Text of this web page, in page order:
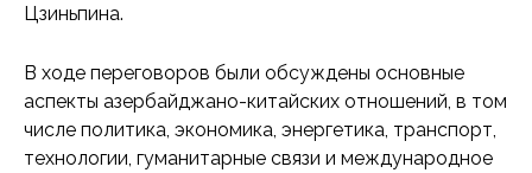
Цзиньпина.
В ходе переговоров были обсуждены основные
аспекты азербайджано-китайских отношений, в том
числе политика, экономика, энергетика, транспорт,
технологии, гуманитарные связи и международное